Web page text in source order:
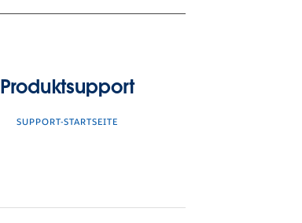
Produktsupport
SUPPORT-STARTSEITE